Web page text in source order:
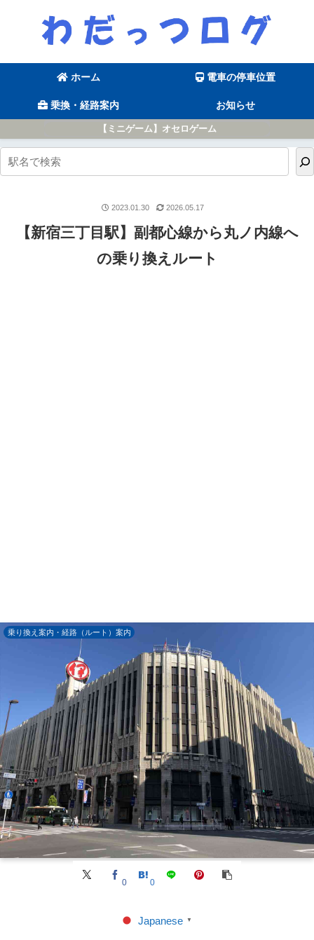
ホーム 電車の停車位置
乗換・経路案内 お知らせ
【ミニゲーム】オセロゲーム
【新宿三丁目駅】副都心線から丸ノ内線へ
の乗り換えルート
乗り換え案内・経路（ルート）案内
0 0
2023.01.30 2026.05.17
Japanese ▼